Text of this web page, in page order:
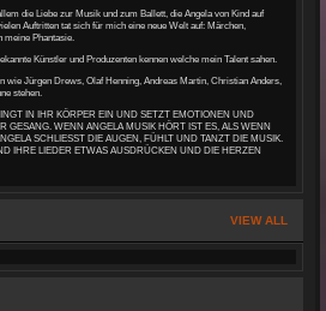
die Liebe zur Musik und zum Ballett, die Angela von Kind auf
Auftritten tat sich für mich eine neue Welt auf: Märchen,
meine Phantasie.
Künstler und Produzenten kennen welche mein Talent sahen.
wie Jürgen Drews, Olaf Henning, Andreas Martin, Christian Anders,
stehen.
IN IHR KÖRPER EIN UND SETZT EMOTIONEN UND
GESANG. WENN ANGELA MUSIK HÖRT IST ES, ALS WENN
SCHLIESST DIE AUGEN, FÜHLT UND TANZT DIE MUSIK.
IHRE LIEDER ETWAS AUSDRÜCKEN UND DIE HERZEN
VIEW ALL